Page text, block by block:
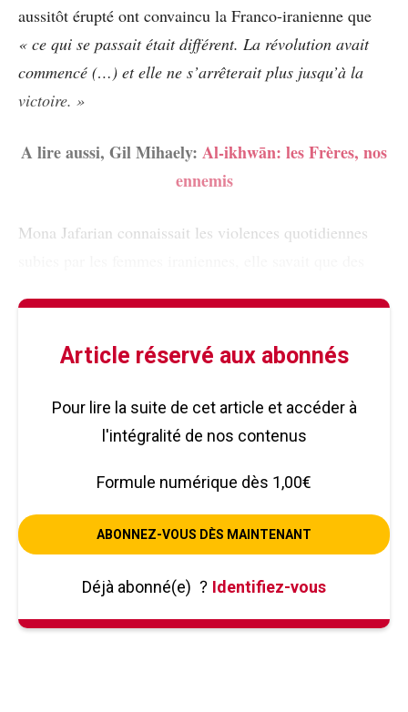
aussitôt érupté ont convaincu la Franco-iranienne que
« ce qui se passait était différent. La révolution avait
commencé (…) et elle ne s’arrêterait plus jusqu’à la
victoire. »
A lire aussi, Gil Mihaely: Al-ikhwān: les Frères, nos
ennemis
Mona Jafarian connaissait les violences quotidiennes
Article réservé aux abonnés
Pour lire la suite de cet article et accéder à
l'intégralité de nos contenus
Formule numérique dès 1,00€
ABONNEZ-VOUS DÈS MAINTENANT
Déjà abonné(e) ? Identifiez-vous